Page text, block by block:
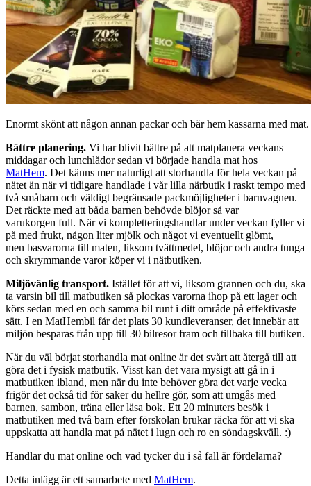
Enormt skönt att någon annan packar och bär hem kassarna med
Bättre planering. Vi har blivit bättre på att matplanera veckans
middagar och lunchlådor sedan vi började handla mat hos
MatHem. Det känns mer naturligt att storhandla för hela veckan på
nätet än när vi tidigare handlade i vår lilla närbutik i raskt tempo med
två småbarn och väldigt begränsade packmöjligheter i barnvagnen.
Det räckte med att båda barnen behövde blöjor så var
varukorgen full. När vi kompletteringshandlar under veckan fyller vi
på med frukt, någon liter mjölk och något vi eventuellt glömt,
men basvarorna till maten, liksom tvättmedel, blöjor och andra tunga
och skrymmande varor köper vi i nätbutiken.
Miljövänlig transport. Istället för att vi, liksom grannen och du, ska
ta varsin bil till matbutiken så plockas varorna ihop på ett lager och
körs sedan med en och samma bil runt i ditt område på effektivaste
sätt. I en MatHembil får det plats 30 kundleveranser, det innebär att
miljön besparas från upp till 30 bilresor fram och tillbaka till butiken.
När du väl börjat storhandla mat online är det svårt att återgå till att
göra det i fysisk matbutik. Visst kan det vara mysigt att gå in i
matbutiken ibland, men när du inte behöver göra det varje vecka
frigör det också tid för saker du hellre gör, som att umgås med
barnen, sambon, träna eller läsa bok. Ett 20 minuters besök i
matbutiken med två barn efter förskolan brukar räcka för att vi ska
uppskatta att handla mat på nätet i lugn och ro en söndagskväll. :)
Handlar du mat online och vad tycker du i så fall är fördelarna?
Detta inlägg är ett samarbete med MatHem.